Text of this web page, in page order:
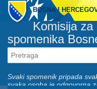
BOSNA I
Komisija za
spomenika
Svaki spomenik pripada
svaka osoba je odgovorna